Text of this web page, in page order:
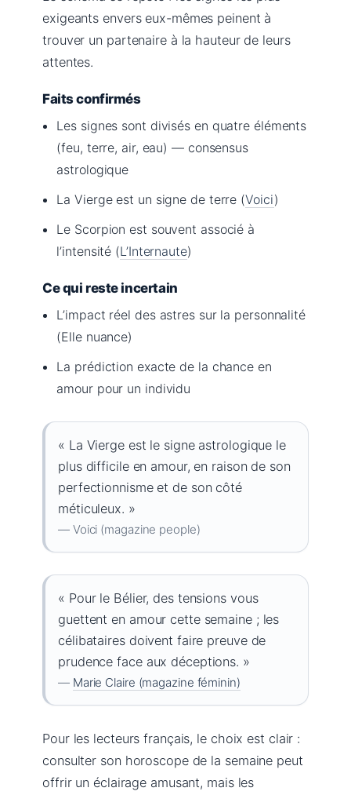
exigeants envers eux-mêmes peinent à
trouver un partenaire à la hauteur de leurs
attentes.
Faits confirmés
Les signes sont divisés en quatre éléments
(feu, terre, air, eau) — consensus
astrologique
La Vierge est un signe de terre (Voici)
Le Scorpion est souvent associé à
l’intensité (L’Internaute)
Ce qui reste incertain
L’impact réel des astres sur la personnalité
(Elle nuance)
La prédiction exacte de la chance en
amour pour un individu
« La Vierge est le signe astrologique le
plus difficile en amour, en raison de son
perfectionnisme et de son côté
méticuleux. »
— Voici (magazine people)
« Pour le Bélier, des tensions vous
guettent en amour cette semaine ; les
célibataires doivent faire preuve de
prudence face aux déceptions. »
— Marie Claire (magazine féminin)
Pour les lecteurs français, le choix est clair :
consulter son horoscope de la semaine peut
offrir un éclairage amusant, mais les